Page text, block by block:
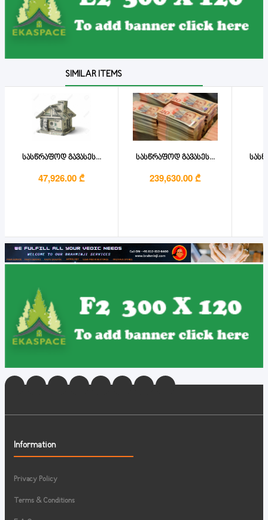
SIMILAR ITEMS
სასწრაფოდ გავასეს...
47,926.00 ₾
სასწრაფოდ გავასეს...
239,630.00 ₾
Information
Privacy Policy
Terms & Conditions